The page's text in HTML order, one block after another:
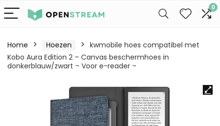
0
Home Hoezen
kwmobile hoes compatibel met
Kobo Aura Edition 2 – Canvas beschermhoes in
donkerblauw/zwart – Voor e-reader –